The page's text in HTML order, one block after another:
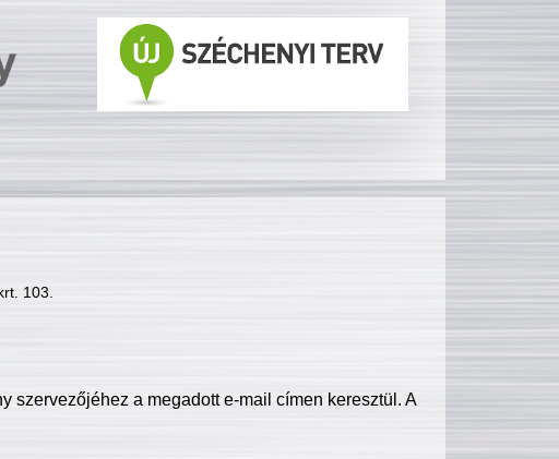
103.
szervezőjéhez a megadott e-mail címen keresztül. A